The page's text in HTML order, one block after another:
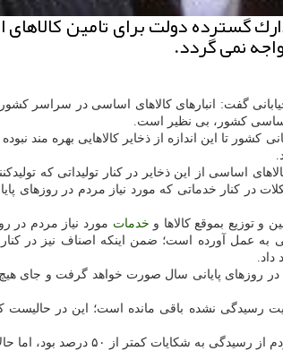
نمی گردد.
گفت: انبارهای كالاهای اساسی در سراسر
كشور، بی نظیر است.
زمانی كشور تا این اندازه از ذخایر كالاهایی
اساسی از این ذخایر در كنار تولیداتی كه
كنار خدماتی كه مورد نیاز مردم در روزهای
و توزیع بموقع كالاها و خدمات مورد نیاز مردم در
عمل آورده است؛ ضمن اینكه اصناف نیز در
اظهار داشت: ده هزار شكایت واصل شده و كمتر از ۳۰۰ شكایت رسیدگی
۷۰ درصد رسیده و شكایات نیز بموقع مورد رسیدگی واقع می شود.